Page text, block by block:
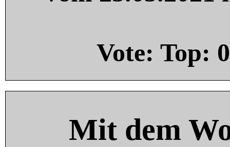
Vote: Top: 0
Mit dem